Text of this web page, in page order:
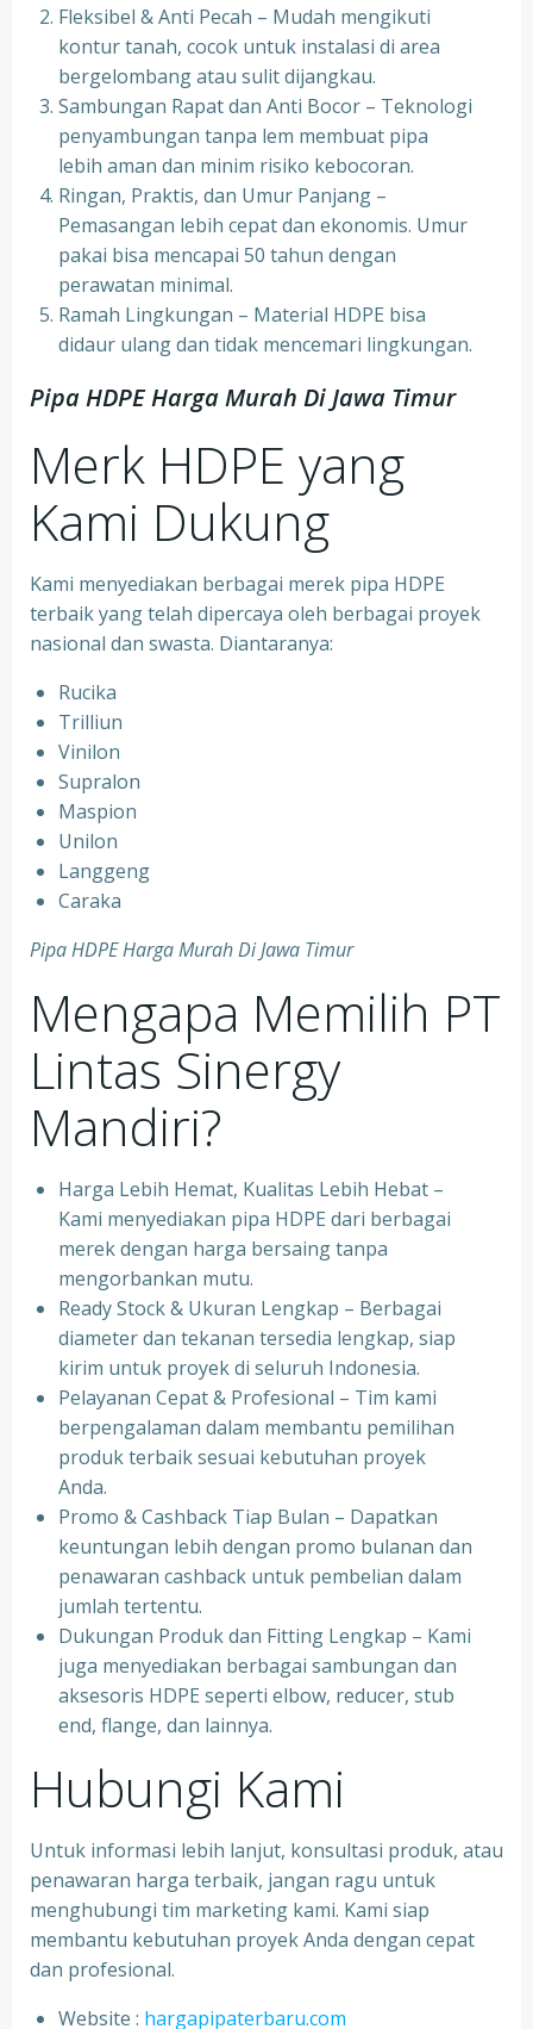
Fleksibel & Anti Pecah – Mudah mengikuti
kontur tanah, cocok untuk instalasi di area
bergelombang atau sulit dijangkau.
Sambungan Rapat dan Anti Bocor – Teknologi
penyambungan tanpa lem membuat pipa
lebih aman dan minim risiko kebocoran.
Ringan, Praktis, dan Umur Panjang –
Pemasangan lebih cepat dan ekonomis. Umur
pakai bisa mencapai 50 tahun dengan
perawatan minimal.
Ramah Lingkungan – Material HDPE bisa
didaur ulang dan tidak mencemari lingkungan.
Pipa HDPE Harga Murah Di Jawa Timur
Merk HDPE yang
Kami Dukung
Kami menyediakan berbagai merek pipa HDPE
terbaik yang telah dipercaya oleh berbagai proyek
nasional dan swasta. Diantaranya:
Rucika
Trilliun
Vinilon
Supralon
Maspion
Unilon
Langgeng
Caraka
Pipa HDPE Harga Murah Di Jawa Timur
Mengapa Memilih PT
Lintas Sinergy
Mandiri?
Harga Lebih Hemat, Kualitas Lebih Hebat –
Kami menyediakan pipa HDPE dari berbagai
merek dengan harga bersaing tanpa
mengorbankan mutu.
Ready Stock & Ukuran Lengkap – Berbagai
diameter dan tekanan tersedia lengkap, siap
kirim untuk proyek di seluruh Indonesia.
Pelayanan Cepat & Profesional – Tim kami
berpengalaman dalam membantu pemilihan
produk terbaik sesuai kebutuhan proyek
Anda.
Promo & Cashback Tiap Bulan – Dapatkan
keuntungan lebih dengan promo bulanan dan
penawaran cashback untuk pembelian dalam
jumlah tertentu.
Dukungan Produk dan Fitting Lengkap – Kami
juga menyediakan berbagai sambungan dan
aksesoris HDPE seperti elbow, reducer, stub
end, flange, dan lainnya.
Hubungi Kami
Untuk informasi lebih lanjut, konsultasi produk, atau
penawaran harga terbaik, jangan ragu untuk
menghubungi tim marketing kami. Kami siap
membantu kebutuhan proyek Anda dengan cepat
dan profesional.
Website : hargapipaterbaru.com